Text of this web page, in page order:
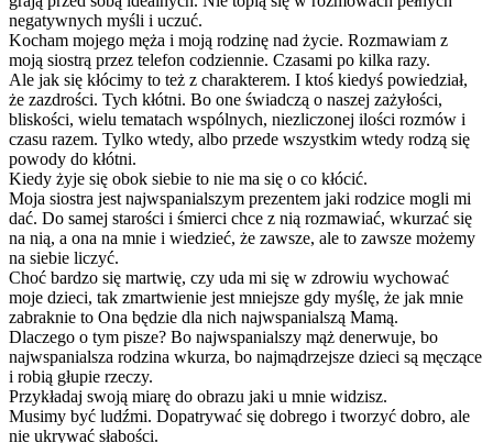
negatywnych myśli i uczuć.
Kocham mojego męża i moją rodzinę nad życie. Rozmawiam z
moją siostrą przez telefon codziennie. Czasami po kilka razy.
Ale jak się kłócimy to też z charakterem. I ktoś kiedyś powiedział,
że zazdrości. Tych kłótni. Bo one świadczą o naszej zażyłości,
bliskości, wielu tematach wspólnych, niezliczonej ilości rozmów i
czasu razem. Tylko wtedy, albo przede wszystkim wtedy rodzą się
powody do kłótni.
Kiedy żyje się obok siebie to nie ma się o co kłócić.
Moja siostra jest najwspanialszym prezentem jaki rodzice mogli mi
dać. Do samej starości i śmierci chce z nią rozmawiać, wkurzać się
na nią, a ona na mnie i wiedzieć, że zawsze, ale to zawsze możemy
na siebie liczyć.
Choć bardzo się martwię, czy uda mi się w zdrowiu wychować
moje dzieci, tak zmartwienie jest mniejsze gdy myślę, że jak mnie
zabraknie to Ona będzie dla nich najwspanialszą Mamą.
Dlaczego o tym pisze? Bo najwspanialszy mąż denerwuje, bo
najwspanialsza rodzina wkurza, bo najmądrzejsze dzieci są męczące
i robią głupie rzeczy.
Przykładaj swoją miarę do obrazu jaki u mnie widzisz.
Musimy być ludźmi. Dopatrywać się dobrego i tworzyć dobro, ale
nie ukrywać słabości.